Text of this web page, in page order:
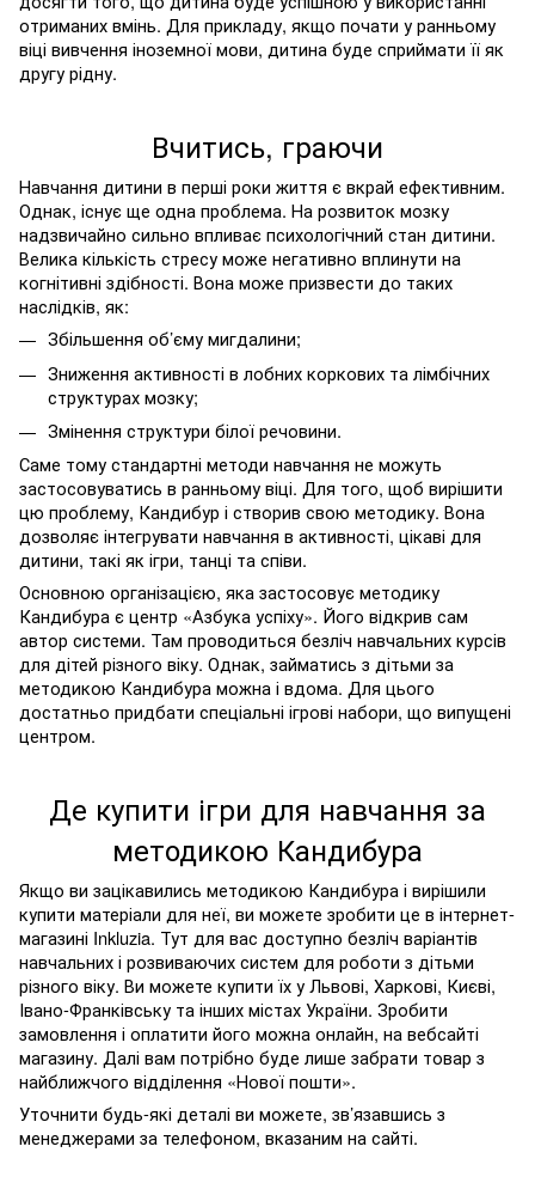
отриманих вмінь. Для прикладу, якщо почати у ранньому
віці вивчення іноземної мови, дитина буде сприймати її як
другу рідну.
Вчитись, граючи
Навчання дитини в перші роки життя є вкрай ефективним.
Однак, існує ще одна проблема. На розвиток мозку
надзвичайно сильно впливає психологічний стан дитини.
Велика кількість стресу може негативно вплинути на
когнітивні здібності. Вона може призвести до таких
наслідків, як:
Збільшення об’єму мигдалини;
Зниження активності в лобних коркових та лімбічних
структурах мозку;
Змінення структури білої речовини.
Саме тому стандартні методи навчання не можуть
застосовуватись в ранньому віці. Для того, щоб вирішити
цю проблему, Кандибур і створив свою методику. Вона
дозволяє інтегрувати навчання в активності, цікаві для
дитини, такі як ігри, танці та співи.
Основною організацією, яка застосовує методику
Кандибура є центр «Азбука успіху». Його відкрив сам
автор системи. Там проводиться безліч навчальних курсів
для дітей різного віку. Однак, займатись з дітьми за
методикою Кандибура можна і вдома. Для цього
достатньо придбати спеціальні ігрові набори, що випущені
центром.
Де купити ігри для навчання за
методикою Кандибура
Якщо ви зацікавились методикою Кандибура і вирішили
купити матеріали для неї, ви можете зробити це в інтернет-
магазині Inkluzia. Тут для вас доступно безліч варіантів
навчальних і розвиваючих систем для роботи з дітьми
різного віку. Ви можете купити їх у Львові, Харкові, Києві,
Івано-Франківську та інших містах України. Зробити
замовлення і оплатити його можна онлайн, на вебсайті
магазину. Далі вам потрібно буде лише забрати товар з
найближчого відділення «Нової пошти».
Уточнити будь-які деталі ви можете, зв’язавшись з
менеджерами за телефоном, вказаним на сайті.